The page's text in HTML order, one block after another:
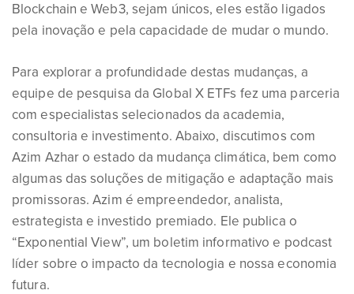
Blockchain e Web3, sejam únicos, eles estão ligados
pela inovação e pela capacidade de mudar o mundo.
Para explorar a profundidade destas mudanças, a
equipe de pesquisa da Global X ETFs fez uma parceria
com especialistas selecionados da academia,
consultoria e investimento. Abaixo, discutimos com
Azim Azhar o estado da mudança climática, bem como
algumas das soluções de mitigação e adaptação mais
promissoras. Azim é empreendedor, analista,
estrategista e investido premiado. Ele publica o
“Exponential View”, um boletim informativo e podcast
líder sobre o impacto da tecnologia e nossa economia
futura.